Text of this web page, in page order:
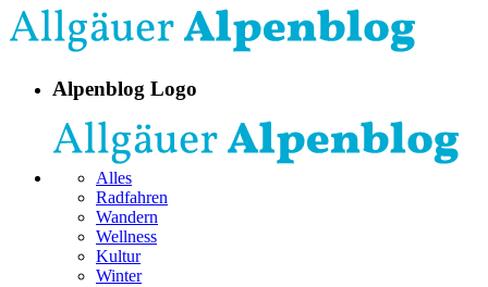
Alpenblog Logo
Alles
Radfahren
Wandern
Wellness
Kultur
Winter